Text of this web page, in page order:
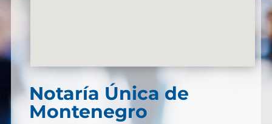
Notaría Única de
Montenegro